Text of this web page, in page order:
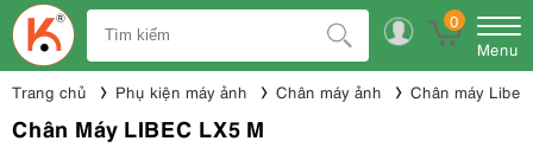
0
Menu
Trang chủ Phụ kiện máy ảnh Chân máy ảnh Chân máy Libec
Chân Máy LIBEC LX5 M